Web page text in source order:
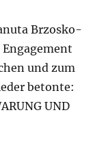
Brzosko-
und zum
betonte:
UND